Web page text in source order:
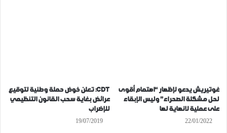
غوتيريش يدعو لإظهار “اهتمام أقوى
لحل مشكلة الصحراء” وليس الإبقاء
على عملية لانهاية لها
22/01/2022
CDT: تعلن خوض حملة وطنية لتوقيع
عرائض بغاية سحب القانون التنظيمي
للإضراب
19/07/2019